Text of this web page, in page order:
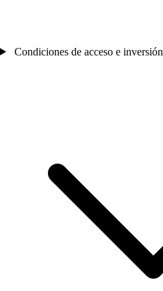
Condiciones de acceso e inversión